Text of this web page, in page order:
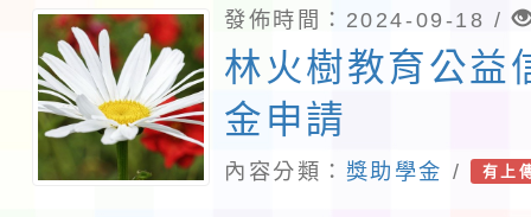
發佈時間：2024-09-18 /
林火樹教育公益
金申請
內容分類： 獎助學金 / 有上